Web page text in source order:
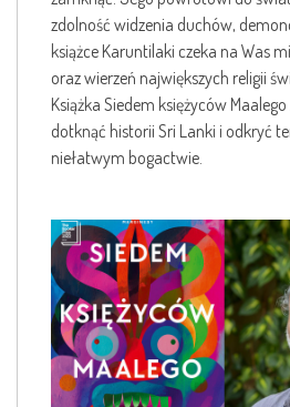
zdolność widzenia duchów,
książce Karuntilaki czeka na Was
oraz wierzeń największych religii
Książka Siedem księżyców
dotknąć historii Sri Lanki i odkryć
niełatwym bogactwie.